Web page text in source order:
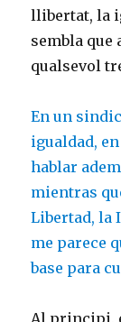
llibertat, la
sembla que
qualsevol
En un
igualdad,
hablar
mientras
Libertad, la
me parece
base para
Al principi,